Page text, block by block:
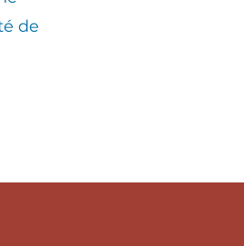
de